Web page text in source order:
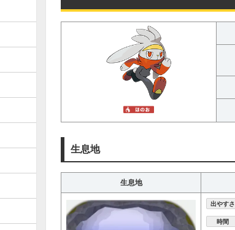
生息地
生息地
出やすさ
時間